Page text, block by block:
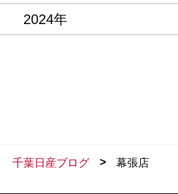
2024年
千葉日産ブログ > 幕張店